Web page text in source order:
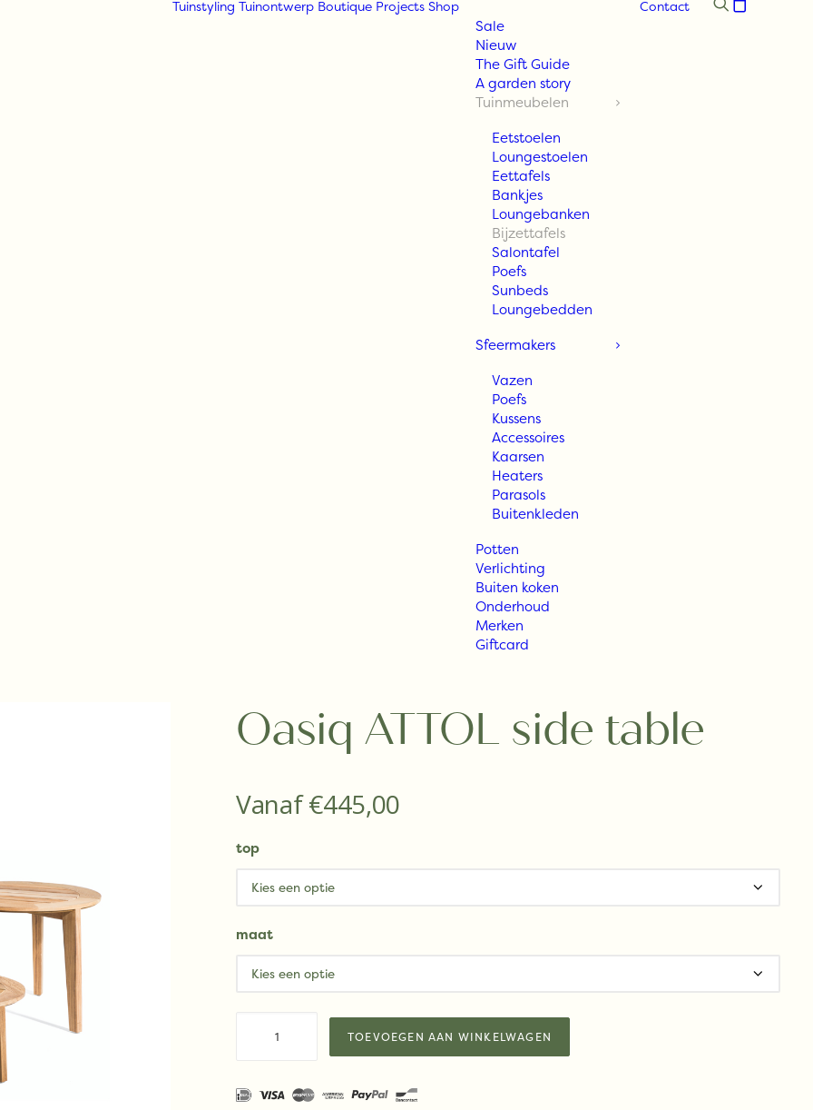
Tuinstyling Tuinontwerp Boutique Projects Shop
Sale
Nieuw
The Gift Guide
A garden story
Tuinmeubelen
Eetstoelen
Loungestoelen
Eettafels
Bankjes
Loungebanken
Bijzettafels
Salontafel
Poefs
Sunbeds
Loungebedden
Sfeermakers
Vazen
Poefs
Kussens
Accessoires
Kaarsen
Heaters
Parasols
Buitenkleden
Potten
Verlichting
Buiten koken
Onderhoud
Merken
Giftcard
Contact
Oasiq ATTOL side table
Vanaf€445,00
top
maat
table
TOEVOEGEN AAN WINKELWAGEN